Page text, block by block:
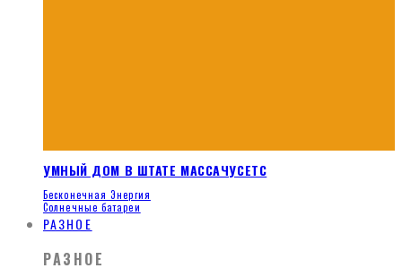
УМНЫЙ ДОМ В ШТАТЕ МАССАЧУСЕТС
Бесконечная Энергия
Солнечные батареи
РАЗНОЕ
РАЗНОЕ